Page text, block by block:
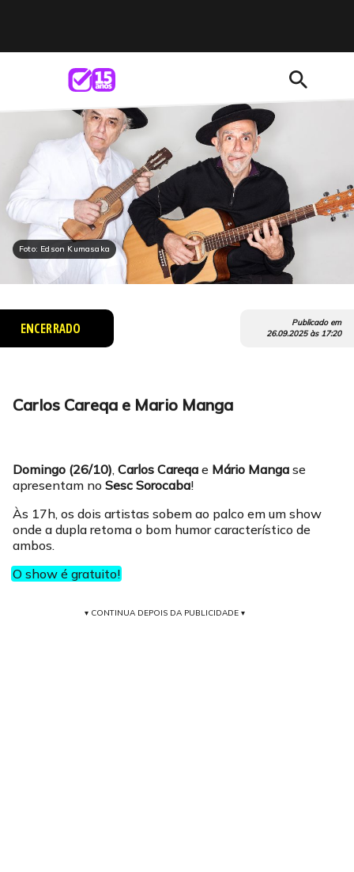
search
Foto: Edson Kumasaka
ENCERRADO
Publicado em
26.09.2025às 17:20
Carlos Careqa e Mario Manga
Domingo (26/10), Carlos Careqa e Mário Manga se
apresentam no Sesc Sorocaba!
Às 17h, os dois artistas sobem ao palco em um show
onde a dupla retoma o bom humor característico de
ambos.
O show é gratuito!
▾ CONTINUA DEPOIS DA PUBLICIDADE ▾